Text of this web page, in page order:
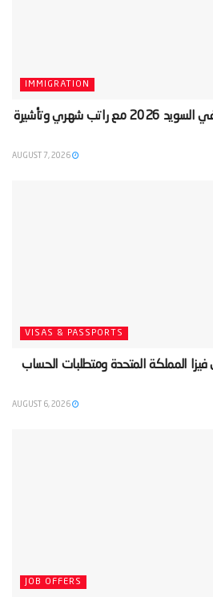
IMMIGRATION
‫فرصة تطوع ممولة بالكامل في السويد 2026 مع راتب شهري وتأشيرة
VISAS & PASSPORTS
المملكة المتحدة ومتطلبات الحساب
JOB OFFERS